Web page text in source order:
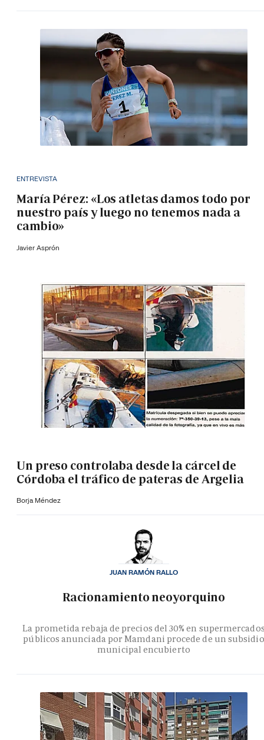
ENTREVISTA
María Pérez: «Los atletas damos todo por
nuestro país y luego no tenemos nada a
cambio»
Javier Asprón
Un preso controlaba desde la cárcel de
Córdoba el tráfico de pateras de Argelia
Borja Méndez
Racionamiento neoyorquino
La prometida rebaja de precios del 30% en
públicos anunciada por Mamdani procede de un subsidio
municipal encubierto
JUAN RAMÓN RALLO